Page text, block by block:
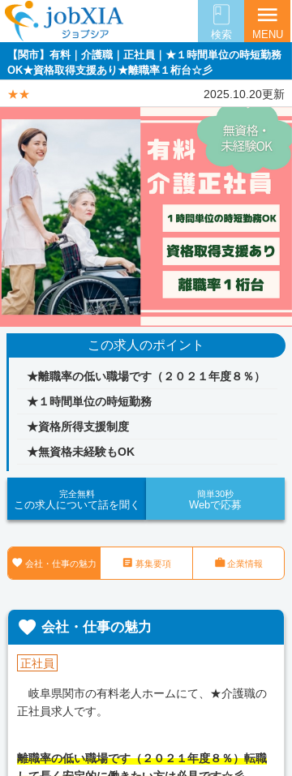
検索
menu
MENU
【関市】有料｜介護職｜正社員｜★１時間単位の時短勤務
OK★資格取得支援あり★離職率１桁台☆彡
★★ 2025.10.20更新
この求人のポイント
★離職率の低い職場です（２０２１年度８％）
★１時間単位の時短勤務
★資格所得支援制度
★無資格未経験もOK
完全無料
この求人について話を聞く
簡単30秒
Webで応募
 会社・仕事の魅力  募集要項 企業情報
 会社・仕事の魅力
正社員
岐阜県関市の有料老人ホームにて、★介護職の
正社員求人です。
離職率の低い職場です（２０２１年度８％）転職